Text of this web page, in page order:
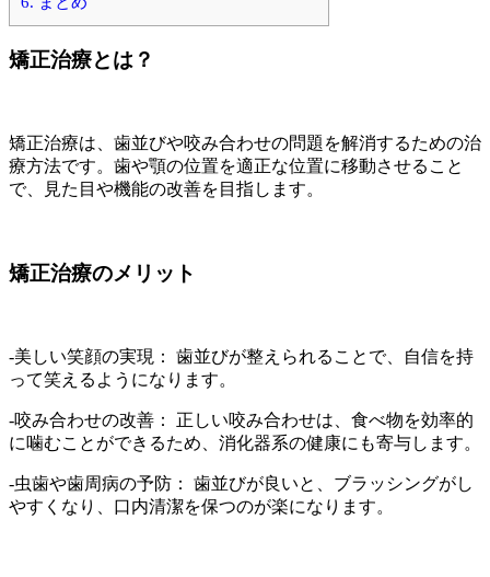
矯正治療とは？
矯正治療は、歯並びや咬み合わせの問題を解消するための治
療方法です。歯や顎の位置を適正な位置に移動させること
で、見た目や機能の改善を目指します。
矯正治療のメリット
-美しい笑顔の実現： 歯並びが整えられることで、自信を持
って笑えるようになります。
-咬み合わせの改善： 正しい咬み合わせは、食べ物を効率的
に噛むことができるため、消化器系の健康にも寄与します。
-虫歯や歯周病の予防： 歯並びが良いと、ブラッシングがし
やすくなり、口内清潔を保つのが楽になります。